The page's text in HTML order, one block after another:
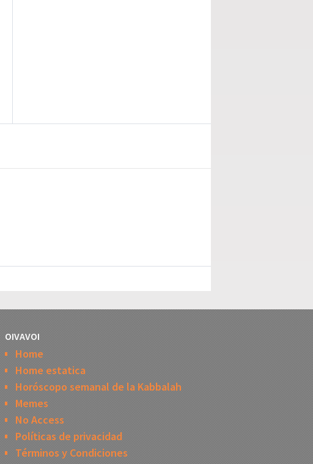
OIVAVOI
Home
Home estatica
Horóscopo semanal de la Kabbalah
Memes
No Access
Políticas de privacidad
Términos y Condiciones